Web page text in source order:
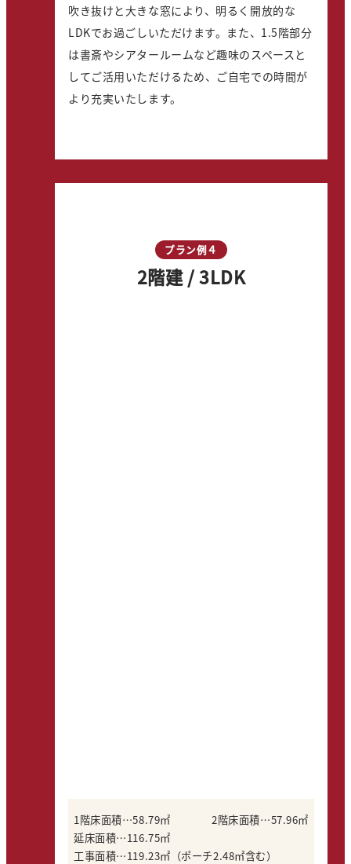
吹き抜けと大きな窓により、明るく開放的な
LDKでお過ごしいただけます。また、1.5階部分
は書斎やシアタールームなど趣味のスペースと
してご活用いただけるため、ご自宅での時間が
より充実いたします。
プラン例４
2階建 / 3LDK
1階床面積…58.79㎡
2階床面積…57.96㎡
延床面積…116.75㎡
工事面積…119.23㎡（ポーチ2.48㎡含む）